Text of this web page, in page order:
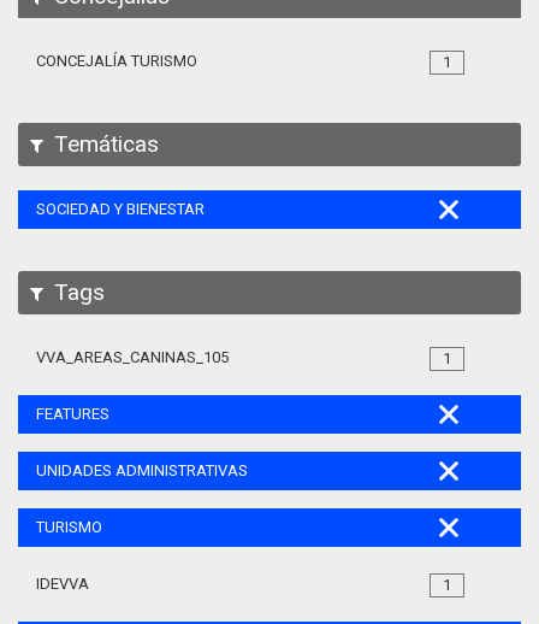
1
CONCEJALÍA TURISMO
Temáticas
SOCIEDAD Y BIENESTAR
Tags
1
VVA_AREAS_CANINAS_105
FEATURES
UNIDADES ADMINISTRATIVAS
TURISMO
1
IDEVVA